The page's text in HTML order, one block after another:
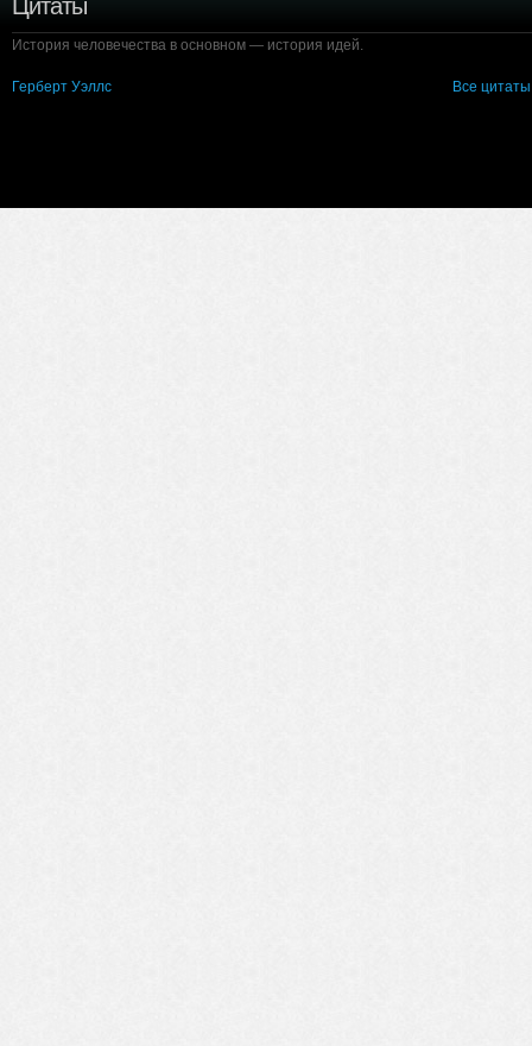
Цитаты
История человечества в основном — история идей.
Герберт Уэллс Все